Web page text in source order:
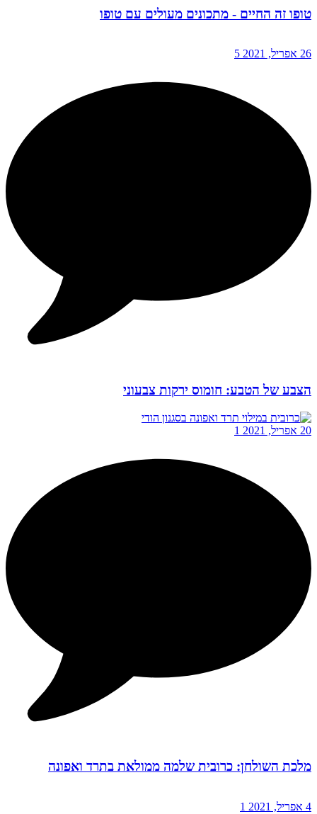
טופו זה החיים - מתכונים מעולים עם טופו
26 אפריל, 2021 5
הצבע של הטבע: חומוס ירקות צבעוני
20 אפריל, 2021 1
מלכת השולחן: כרובית שלמה ממולאת בתרד ואפונה
4 אפריל, 2021 1